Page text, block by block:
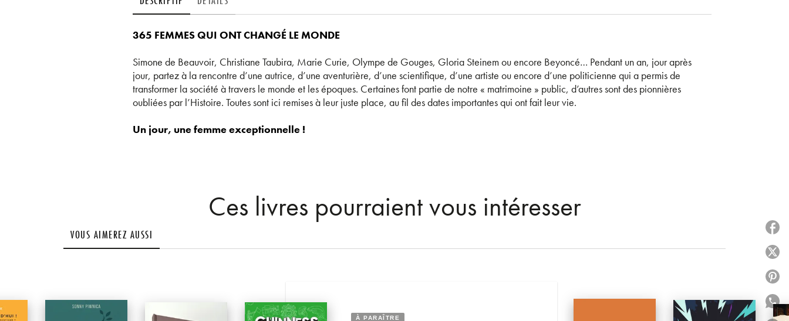
365 FEMMES QUI ONT CHANGÉ LE MONDE
Simone de Beauvoir, Christiane Taubira, Marie Curie, Olympe de Gouges, Gloria Steinem ou encore Beyoncé… Pendant un an, jour après
jour, partez à la rencontre d’une autrice, d’une aventurière, d’une scientifique, d’une artiste ou encore d’une politicienne qui a permis de
transformer la société à travers le monde et les époques. Certaines font partie de notre « matrimoine » public, d’autres sont des pionnières
oubliées par l’Histoire. Toutes sont ici remises à leur juste place, au fil des dates importantes qui ont fait leur vie.
Un jour, une femme exceptionnelle !
Ces livres pourraient vous intéresser
VOUS AIMEREZ AUSSI
À PARAÎTRE